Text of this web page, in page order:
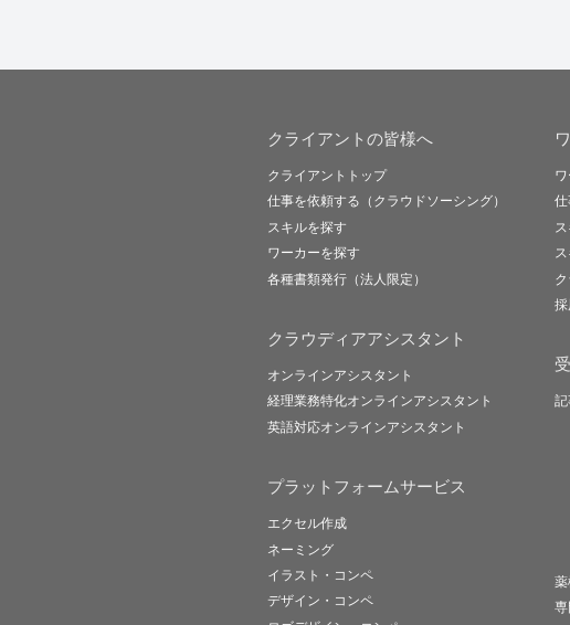
クライアントの皆様へ
クライアントトップ
仕事を依頼する（クラウドソーシング）
スキルを探す
ワーカーを探す
各種書類発行（法人限定）
クラウディアアシスタント
オンラインアシスタント
経理業務特化オンラインアシスタント
英語対応オンラインアシスタント
プラットフォームサービス
エクセル作成
ネーミング
イラスト・コンペ
デザイン・コンペ
仕
採
薬
専